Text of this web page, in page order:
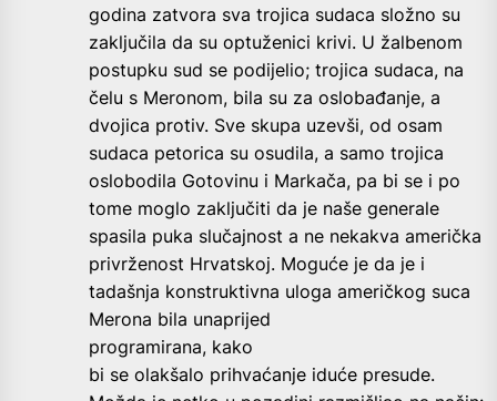
godina zatvora sva trojica sudaca složno su
zaključila da su optuženici krivi. U žalbenom
postupku sud se podijelio; trojica sudaca, na
čelu s Meronom, bila su za oslobađanje, a
dvojica protiv. Sve skupa uzevši, od osam
sudaca petorica su osudila, a samo trojica
oslobodila Gotovinu i Markača, pa bi se i po
tome moglo zaključiti da je naše generale
spasila puka slučajnost a ne nekakva američka
privrženost Hrvatskoj. Moguće je da je i
tadašnja konstruktivna uloga američkog suca
Merona bila unaprijed
programirana, kako
bi se olakšalo prihvaćanje iduće presude.